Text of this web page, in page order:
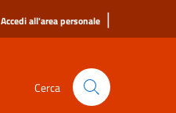
Accedi all'area personale |
Cerca